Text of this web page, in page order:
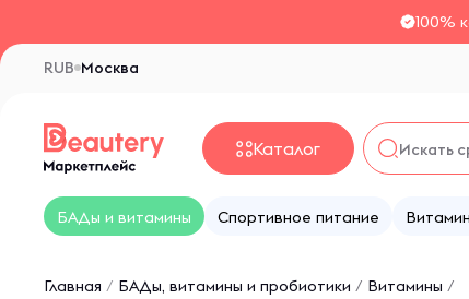
100%
Москва
RUB
Каталог
БАДы и витамины Спортивное питание
Главная / БАДы, витамины и пробиотики / Витамины /